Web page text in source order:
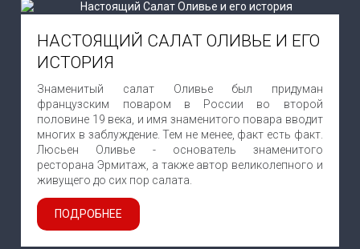
НАСТОЯЩИЙ САЛАТ ОЛИВЬЕ И ЕГО
ИСТОРИЯ
Знаменитый салат Оливье был придуман
французским поваром в России во второй
половине 19 века, и имя знаменитого повара вводит
многих в заблуждение. Тем не менее, факт есть факт.
Люсьен Оливье - основатель знаменитого
ресторана Эрмитаж, а также автор великолепного и
живущего до сих пор салата.
ПОДРОБНЕЕ